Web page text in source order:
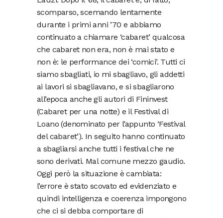
scomparso, scemando lentamente
durante i primi anni ’70 e abbiamo
continuato a chiamare ‘cabaret’ qualcosa
che cabaret non era, non è mai stato e
non è: le performance dei ‘comici’. Tutti ci
siamo sbagliati, io mi sbagliavo, gli addetti
ai lavori si sbagliavano, e si sbagliarono
all’epoca anche gli autori di Fininvest
(Cabaret per una notte) e il Festival di
Loano (denominato per l’appunto ‘Festival
del cabaret’). In seguito hanno continuato
a sbagliarsi anche tutti i festival che ne
sono derivati. Mal comune mezzo gaudio.
Oggi però la situazione è cambiata:
l’errore è stato scovato ed evidenziato e
quindi intelligenza e coerenza impongono
che ci si debba comportare di